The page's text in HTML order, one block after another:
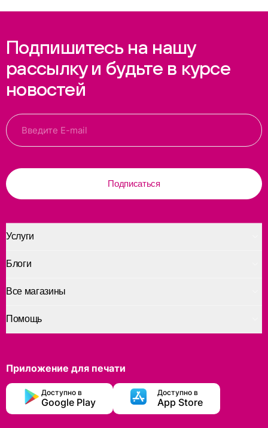
Подпишитесь на нашу
рассылку и будьте в курсе
новостей
Подписаться
Услуги
Помощь
Блоги
Все магазины
Приложение для печати
Доступно в
Google Play
Доступно в
App Store